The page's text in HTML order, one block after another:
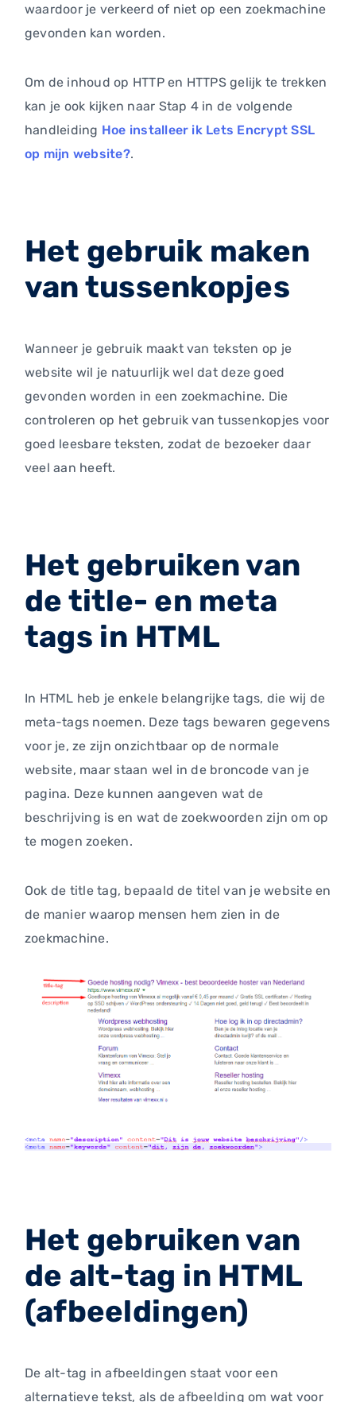
waardoor je verkeerd of niet op een zoekmachine
gevonden kan worden.
Om de inhoud op HTTP en HTTPS gelijk te trekken
kan je ook kijken naar Stap 4 in de volgende
handleiding Hoe installeer ik Lets Encrypt SSL
op mijn website?.
Het gebruik maken
van tussenkopjes
Wanneer je gebruik maakt van teksten op je
website wil je natuurlijk wel dat deze goed
gevonden worden in een zoekmachine. Die
controleren op het gebruik van tussenkopjes voor
goed leesbare teksten, zodat de bezoeker daar
veel aan heeft.
Het gebruiken van
de title- en meta
tags in HTML
In HTML heb je enkele belangrijke tags, die wij de
meta-tags noemen. Deze tags bewaren gegevens
voor je, ze zijn onzichtbaar op de normale
website, maar staan wel in de broncode van je
pagina. Deze kunnen aangeven wat de
beschrijving is en wat de zoekwoorden zijn om op
te mogen zoeken.
Ook de title tag, bepaald de titel van je website en
de manier waarop mensen hem zien in de
zoekmachine.
Het gebruiken van
de alt-tag in HTML
(afbeeldingen)
De alt-tag in afbeeldingen staat voor een
alternatieve tekst, als de afbeelding om wat voor